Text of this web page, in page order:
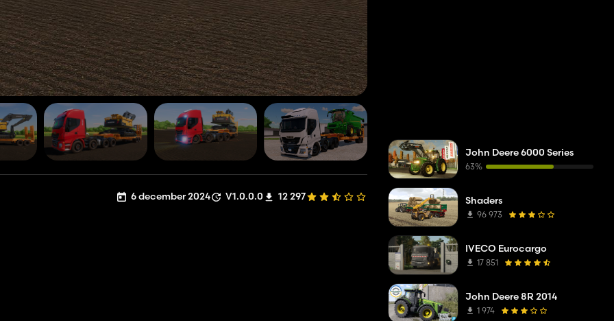
6 december 2024 V1.0.0.0 12 297
John Deere 6000 Series
63%
Shaders
96 973
IVECO Eurocargo
17 851
John Deere 8R 2014
1 974